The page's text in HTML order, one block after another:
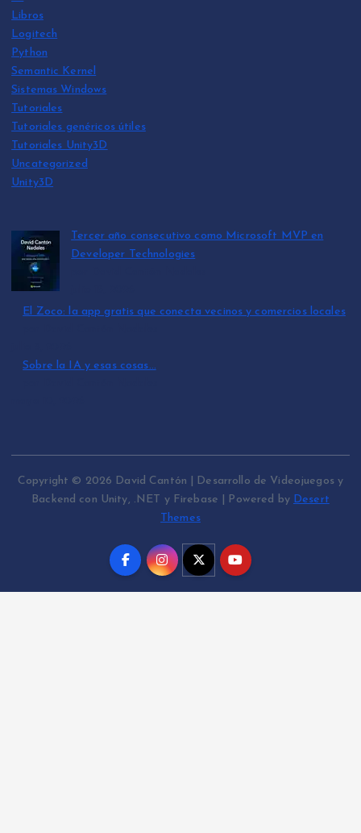
Libros
Logitech
Python
Semantic Kernel
Sistemas Windows
Tutoriales
Tutoriales genéricos útiles
Tutoriales Unity3D
Uncategorized
Unity3D
Tercer año consecutivo como Microsoft MVP en
Developer Technologies
El Zoco: la app gratis que conecta vecinos y comercios locales
Sobre la IA y esas cosas…
Copyright © 2026 David Cantón | Desarrollo de Videojuegos y
Backend con Unity, .NET y Firebase | Powered by Desert
Themes